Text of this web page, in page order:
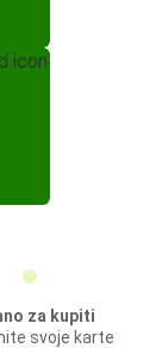
za kupiti
svoje karte